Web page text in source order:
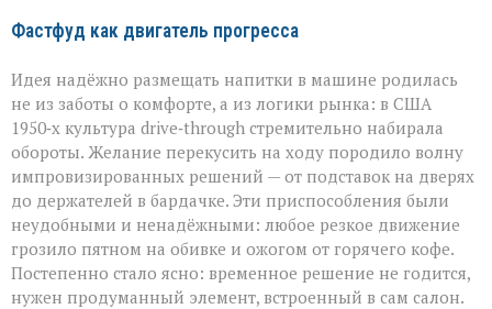
Фастфуд как двигатель прогресса
Идея надёжно размещать напитки в машине родилась
не из заботы о комфорте, а из логики рынка: в США
1950‑х культура drive‑through стремительно набирала
обороты. Желание перекусить на ходу породило волну
импровизированных решений — от подставок на дверях
до держателей в бардачке. Эти приспособления были
неудобными и ненадёжными: любое резкое движение
грозило пятном на обивке и ожогом от горячего кофе.
Постепенно стало ясно: временное решение не годится,
нужен продуманный элемент, встроенный в сам салон.